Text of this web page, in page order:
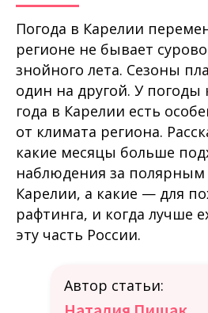
Погода в Карелии
регионе не бывает
знойного лета. Сезоны
один на другой. У погоды
года в Карелии есть
от климата региона.
какие месяцы больше
наблюдения за
Карелии, а какие — для
рафтинга, и когда лучше
эту часть России.
Автор статьи: